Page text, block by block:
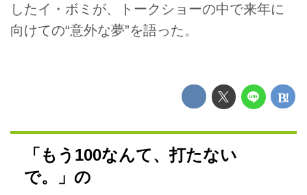
したイ・ボミが、トークショーの中で来年に
向けての“意外な夢”を語った。
「もう100なんて、打たない
で。」の